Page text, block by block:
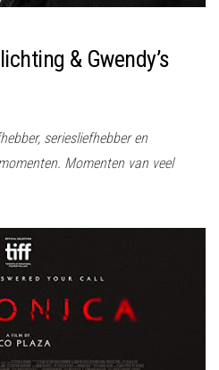
& Gwendy’s
seriesliefhebber en
Momenten van veel